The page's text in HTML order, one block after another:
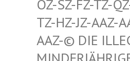
SZ-FZ-TZ-QZ-
HZ-JZ-AAZ-AAZ-
-© DIE